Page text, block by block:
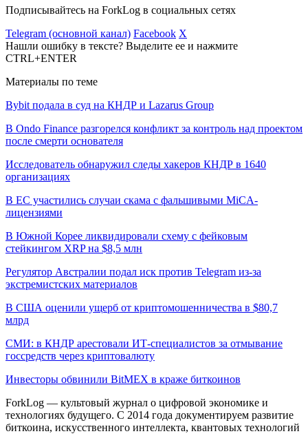
Подписывайтесь на ForkLog в социальных сетях
Telegram (основной канал) Facebook X
Нашли ошибку в тексте? Выделите ее и нажмите
CTRL+ENTER
Материалы по теме
Bybit подала в суд на КНДР и Lazarus Group
В Ondo Finance разгорелся конфликт за контроль над проектом
после смерти основателя
Исследователь обнаружил следы хакеров КНДР в 1640
организациях
В ЕС участились случаи скама с фальшивыми MiCA-
лицензиями
В Южной Корее ликвидировали схему с фейковым
стейкингом XRP на $8,5 млн
Регулятор Австралии подал иск против Telegram из-за
экстремистских материалов
В США оценили ущерб от криптомошенничества в $80,7
млрд
СМИ: в КНДР арестовали ИТ-специалистов за отмывание
госсредств через криптовалюту
Инвесторы обвинили BitMEX в краже биткоинов
ForkLog — культовый журнал о цифровой экономике и
технологиях будущего. С 2014 года документируем развитие
биткоина, искусственного интеллекта, квантовых технологий